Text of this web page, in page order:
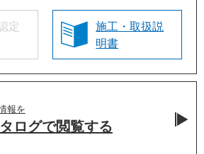
定
施工・取扱説
明書
報を
ログで閲覧する